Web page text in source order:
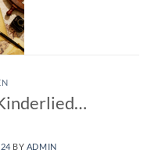
BY ADMIN